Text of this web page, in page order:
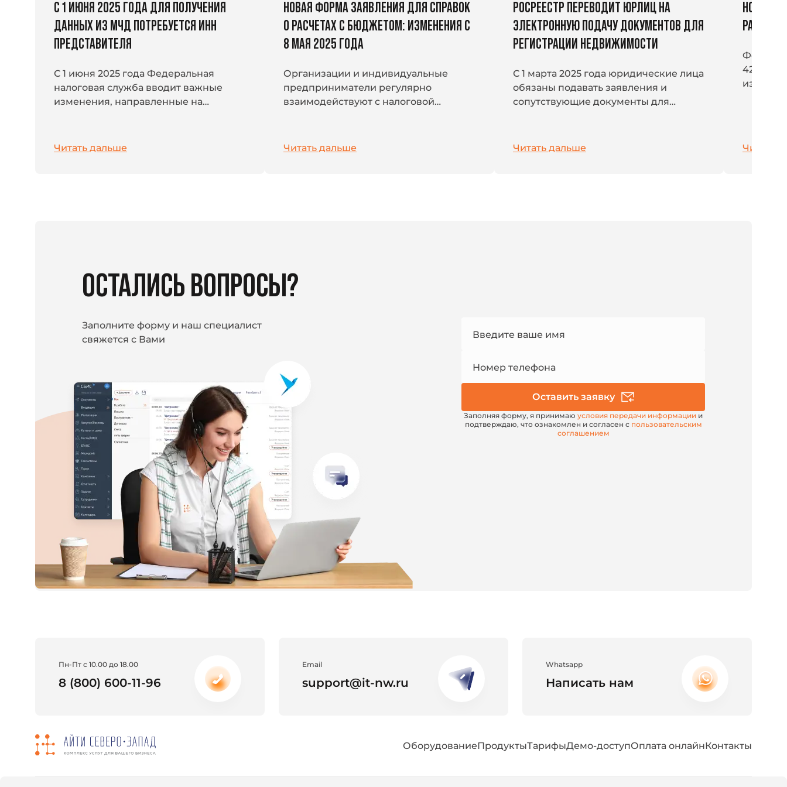
С 1 ИЮНЯ 2025 ГОДА ДЛЯ ПОЛУЧЕНИЯ
ДАННЫХ ИЗ МЧД ПОТРЕБУЕТСЯ ИНН
ПРЕДСТАВИТЕЛЯ
С 1 июня 2025 года Федеральная
налоговая служба вводит важные
изменения, направленные на
тексте машиночитаемой
Читать дальше
НОВАЯ ФОРМА ЗАЯВЛЕНИЯ ДЛЯ СПРАВОК
О РАСЧЕТАХ С БЮДЖЕТОМ: ИЗМЕНЕНИЯ С
8 МАЯ 2025 ГОДА
Организации и индивидуальные
предприниматели регулярно
взаимодействуют с налоговой
платежи. В условиях перехода на
Читать дальше
РОСРЕЕСТР ПЕРЕВОДИТ ЮРЛИЦ НА
ЭЛЕКТРОННУЮ ПОДАЧУ ДОКУМЕНТОВ ДЛЯ
РЕГИСТРАЦИИ НЕДВИЖИМОСТИ
С 1 марта 2025 года юридические лица
обязаны подавать заявления и
сопутствующие документы для
на объекты недвижимости...
Читать дальше
НОВЫЕ
РАБОТЕ
420-ФЗ
Читать
ОСТАЛИСЬ ВОПРОСЫ?
Заполните форму и наш специалист
свяжется с Вами
Введите ваше имя
Номер телефона
Номер
e-mail
Оставить заявку
Заполняя форму, я принимаю условия передачи информации и
подтверждаю, что ознакомлен и согласен с пользовательским
соглашением
Пн-Пт с 10.00 до 18.00
8 (800) 600-11-96
Email
support@it-nw.ru
Whatsapp
Написать нам
ОборудованиеПродуктыТарифыДемо-доступОплата онлайнКонтакты